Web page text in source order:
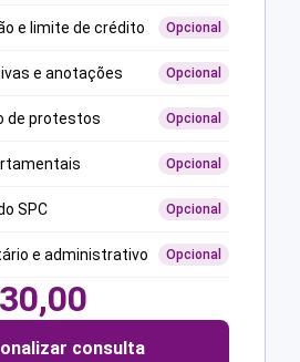
e limite de crédito Opcional
e anotações Opcional
de protestos Opcional
Opcional
SPC Opcional
e administrativo Opcional
30,00
consulta